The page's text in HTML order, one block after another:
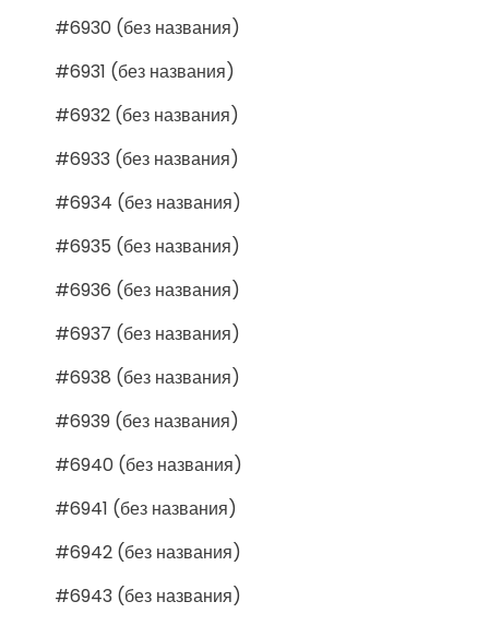
#6930 (без названия)
#6931 (без названия)
#6932 (без названия)
#6933 (без названия)
#6934 (без названия)
#6935 (без названия)
#6936 (без названия)
#6937 (без названия)
#6938 (без названия)
#6939 (без названия)
#6940 (без названия)
#6941 (без названия)
#6942 (без названия)
#6943 (без названия)